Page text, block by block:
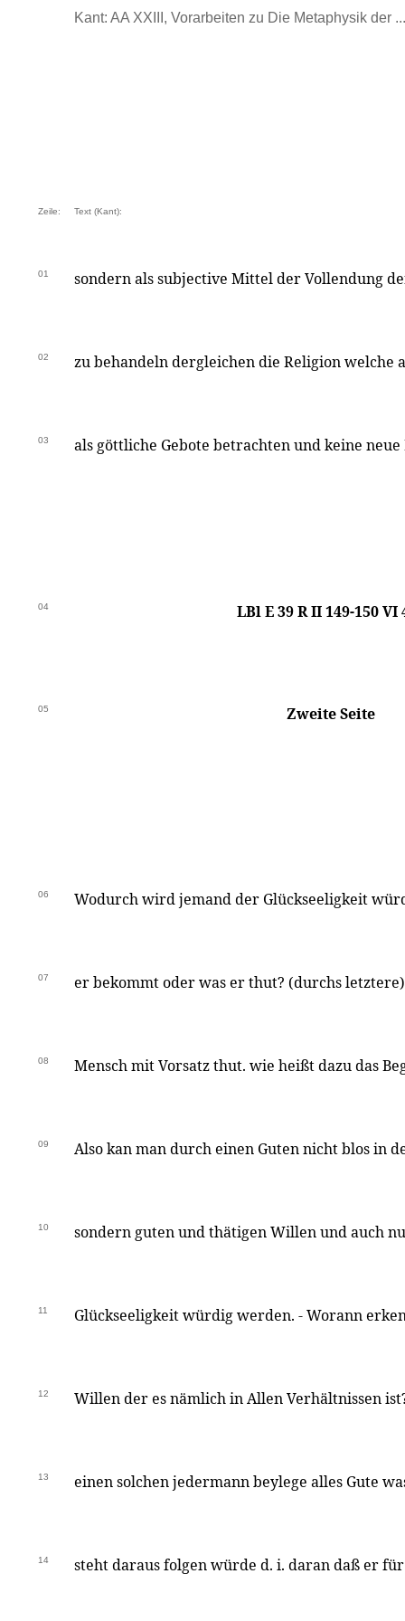
Kant: AA XXIII, Vorarbeiten zu Die Metaphysik der
Zeile: Text (Kant):
01 sondern als subjective Mittel der Vollendung
02 zu behandeln dergleichen die Religion welche
03 als göttliche Gebote betrachten und keine
04 LBl E 39 R II 149-150 VI
05 Zweite Seite
06 Wodurch wird jemand der Glückseeligkeit
07 er bekommt oder was er thut? (durchs
08 Mensch mit Vorsatz thut. wie heißt dazu das
09 Also kan man durch einen Guten nicht blos in
10 sondern guten und thätigen Willen und auch
11 Glückseeligkeit würdig werden. - Worann
12 Willen der es nämlich in Allen Verhältnissen
13 einen solchen jedermann beylege alles Gute
14 steht daraus folgen würde d. i. daran daß er